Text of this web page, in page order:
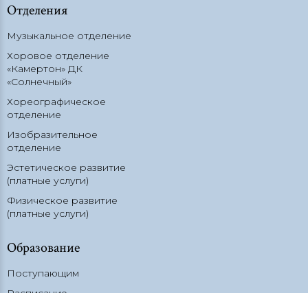
Отделения
Музыкальное отделение
Хоровое отделение
«Камертон» ДК
«Солнечный»
Хореографическое
отделение
Изобразительное
отделение
Эстетическое развитие
(платные услуги)
Физическое развитие
(платные услуги)
Образование
Поступающим